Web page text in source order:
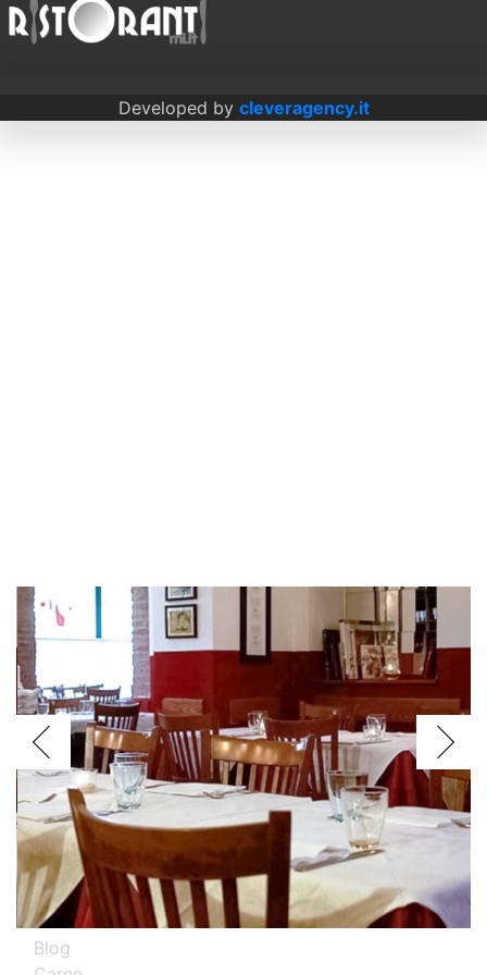
Argentini Brasiliani
Giapponesi Thailandesi
Calabresi Campani Emiliani Liguri
Milanesi Piemontesi Pugliesi Romani
Toscani
Prova i nostri migliori ristoranti specializzati
Eventi Milano
Blog
Developed by cleveragency.it